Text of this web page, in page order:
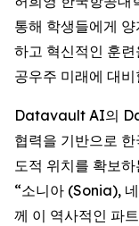
통해 학생들에게
하고 혁신적인 훈
공우주 미래에 대
Datavault AI의
협력을 기반으로
도적 위치를 확보
“소니아 (Sonia),
께 이 역사적인 파